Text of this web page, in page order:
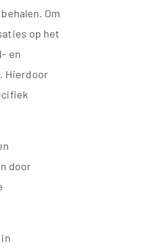
Om
op het
en
Hierdoor
door